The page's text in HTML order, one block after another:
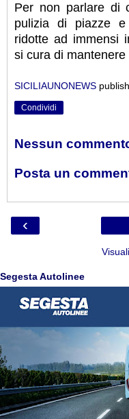
Per non parlare di
pulizia di piazze
ridotte ad immensi
si cura di mantenere
SICILIAUNONEWS
Condividi
Nessun
Posta un
‹
Segesta Autolinee